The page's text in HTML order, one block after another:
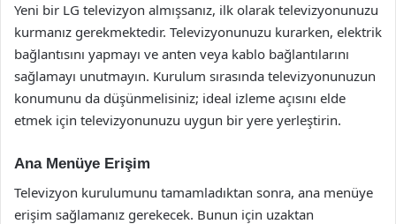
Yeni bir LG televizyon almışsanız, ilk olarak televizyonunuzu
kurmanız gerekmektedir. Televizyonunuzu kurarken, elektrik
bağlantısını yapmayı ve anten veya kablo bağlantılarını
sağlamayı unutmayın. Kurulum sırasında televizyonunuzun
konumunu da düşünmelisiniz; ideal izleme açısını elde
etmek için televizyonunuzu uygun bir yere yerleştirin.
Ana Menüye Erişim
Televizyon kurulumunu tamamladıktan sonra, ana menüye
erişim sağlamanız gerekecek. Bunun için uzaktan